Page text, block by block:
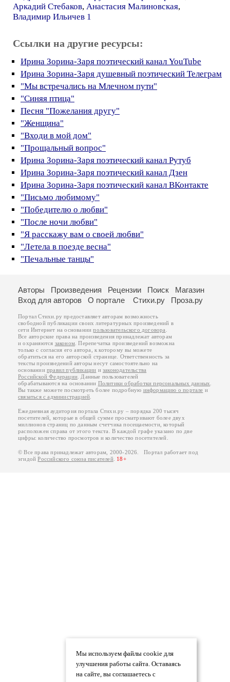
Аркадий Стебаков, Анастасия Малиновская,
Владимир Ильичев 1
Ссылки на другие ресурсы:
Ирина Зорина-Заря поэтический канал YouTube
Ирина Зорина-Заря душевный поэтический Телеграм
"Мы встречались на Млечном пути"
"Синяя птица"
Песня "Пожелания другу"
"Женщина"
"Входи в мой дом"
"Прощальный вопрос"
Ирина Зорина-Заря поэтический канал Рутуб
Ирина Зорина-Заря поэтический канал Дзен
Ирина Зорина-Заря поэтический канал ВКонтакте
"Письмо любимому"
"Победителю о любви"
"После ночи любви"
"Я расскажу вам о своей любви"
"Летела в поезде весна"
"Печальные танцы"
Мы используем файлы cookie для
улучшения работы сайта. Оставаясь
на сайте, вы соглашаетесь с
Авторы Произведения Рецензии Поиск
Магазин
Вход для авторов
О портале Стихи.ру Проза.ру
Портал Стихи.ру предоставляет авторам возможность
свободной публикации своих литературных произведений в
сети Интернет на основаниипользовательского договора
Все авторские права на произведения принадлежат авторам
и охраняются законом . Перепечатка произведений возможна
только с согласия его автора, к которому вы можете
обратиться на его авторской странице. Ответственность за
тексты произведений авторы несут самостоятельно на
основанииправил публикации изаконодательства
Российской Федерации . Данные пользователей
обрабатываются на основании Политики обработки персональных данных
Вы также можете посмотреть более подробную информацию о портале и
связаться с администрацией
Ежедневная аудитория портала Стихи.ру – порядка 200 тысяч
посетителей, которые в общей сумме просматривают более двух
миллионов страниц по данным счетчика посещаемости, который
расположен справа от этого текста. В каждой графе указано по две
цифры: количество просмотров и количество посетителей.
© Все права принадлежат авторам, 2000-2026. Портал работает под
эгидойРоссийского союза писателей. 18+